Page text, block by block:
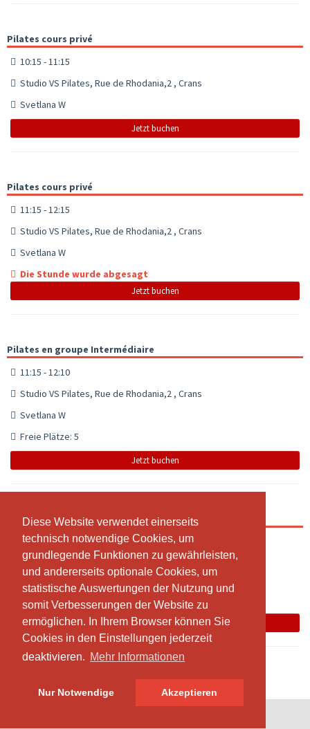
Diese Website verwendet einerseits
technisch notwendige Cookies, um
grundlegende Funktionen zu gewährleisten,
und andererseits optionale Cookies, um
statistische Auswertungen der Nutzung und
somit Verbesserungen der Website zu
ermöglichen. In Ihrem Browser können Sie
Cookies in den Einstellungen jederzeit
deaktivieren. Mehr Informationen
Nur Notwendige Akzeptieren
Diese Website verwendet einerseits
technisch notwendige Cookies, um
grundlegende Funktionen zu gewährleisten,
und andererseits optionale Cookies, um
statistische Auswertungen der Nutzung und
somit Verbesserungen der Website zu
ermöglichen. In Ihrem Browser können Sie
Cookies in den Einstellungen jederzeit
deaktivieren. Mehr Informationen
Nur Notwendige Akzeptieren
Pilates cours privé
10:15 - 11:15
Studio VS Pilates, Rue de Rhodania,2 , Crans
Svetlana W
Jetzt buchen
Pilates cours privé
11:15 - 12:15
Studio VS Pilates, Rue de Rhodania,2 , Crans
Svetlana W
Die Stunde wurde abgesagt
Jetzt buchen
Pilates en groupe Intermédiaire
11:15 - 12:10
Studio VS Pilates, Rue de Rhodania,2 , Crans
Svetlana W
Freie Plätze: 5
Jetzt buchen
Pilates en groupe Intermédiaire
12:30 - 13:25
Studio VS Pilates, Rue de Rhodania,2 , Crans
Svetlana W
Die Stunde wurde abgesagt
Jetzt buchen